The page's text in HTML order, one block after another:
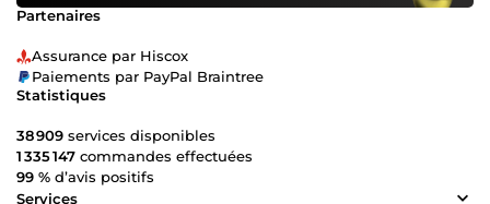
Partenaires
Assurance par Hiscox
Paiements par PayPal Braintree
Statistiques
38 909 services disponibles
1 335 147 commandes effectuées
99 % d’avis positifs
Services